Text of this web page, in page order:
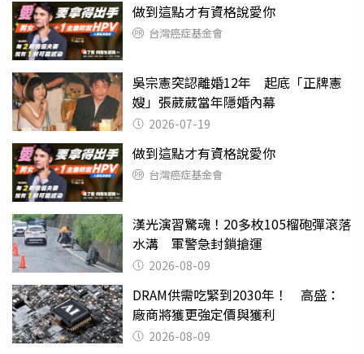
做到這點才有資格說愛你
台灣癌症基金會
吳宗憲突認離婚12年 起底「正牌憲
嫂」張葳葳當年隱婚內幕
2026-07-19
做到這點才有資格說愛你
台灣癌症基金會
漢光演習驚魂！20多枚105榴砲彈滾落
水溝 軍警急封鎖搶運
2026-08-09
DRAM供需吃緊到2030年！ 高盛：
廠商將獲更強定價與獲利
2026-08-09